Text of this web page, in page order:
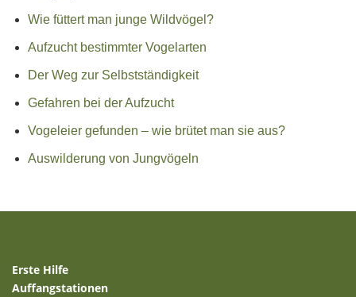
Wie füttert man junge Wildvögel?
Aufzucht bestimmter Vogelarten
Der Weg zur Selbstständigkeit
Gefahren bei der Aufzucht
Vogeleier gefunden – wie brütet man sie aus?
Auswilderung von Jungvögeln
Erste Hilfe
Auffangstationen